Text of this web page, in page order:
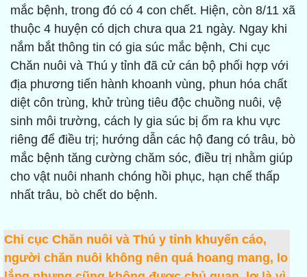
mắc bệnh, trong đó có 4 con chết. Hiện, còn 8/11 xã
thuộc 4 huyện có dịch chưa qua 21 ngày. Ngay khi
nắm bắt thông tin có gia súc mắc bệnh, Chi cục
Chăn nuôi và Thú y tỉnh đã cử cán bộ phối hợp với
địa phương tiến hành khoanh vùng, phun hóa chất
diệt côn trùng, khử trùng tiêu độc chuồng nuôi, vệ
sinh môi trường, cách ly gia súc bị ốm ra khu vực
riêng để điều trị; hướng dẫn các hộ đang có trâu, bò
mắc bệnh tăng cường chăm sóc, điều trị nhằm giúp
cho vật nuôi nhanh chóng hồi phục, hạn chế thấp
nhất trâu, bò chết do bệnh.
Chi cục Chăn nuôi và Thú y tỉnh khuyến cáo,
người chăn nuôi không nên quá hoang mang, lo